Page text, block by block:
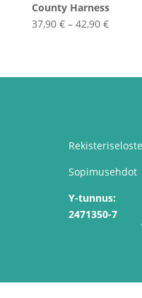
County Harness
37,90 € – 42,90 €
Rekisteriseloste
Sopimusehdot
Y-tunnus:
2471350-7